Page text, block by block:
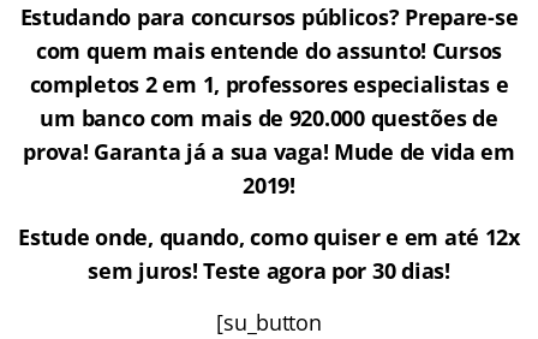
Estudando para concursos públicos? Prepare-se
com quem mais entende do assunto! Cursos
completos 2 em 1, professores especialistas e
um banco com mais de 920.000 questões de
prova! Garanta já a sua vaga! Mude de vida em
2019!
Estude onde, quando, como quiser e em até 12x
sem juros! Teste agora por 30 dias!
[su_button